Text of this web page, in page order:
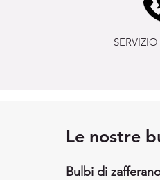
Le nostre
Bulbi di